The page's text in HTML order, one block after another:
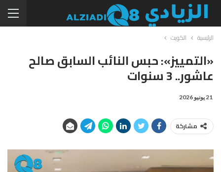
الرئيسية الكويت
«التمييز»: حبس النائب السابق صالح
عاشور.. 3 سنوات
21 يونيو 2026
مشاركة